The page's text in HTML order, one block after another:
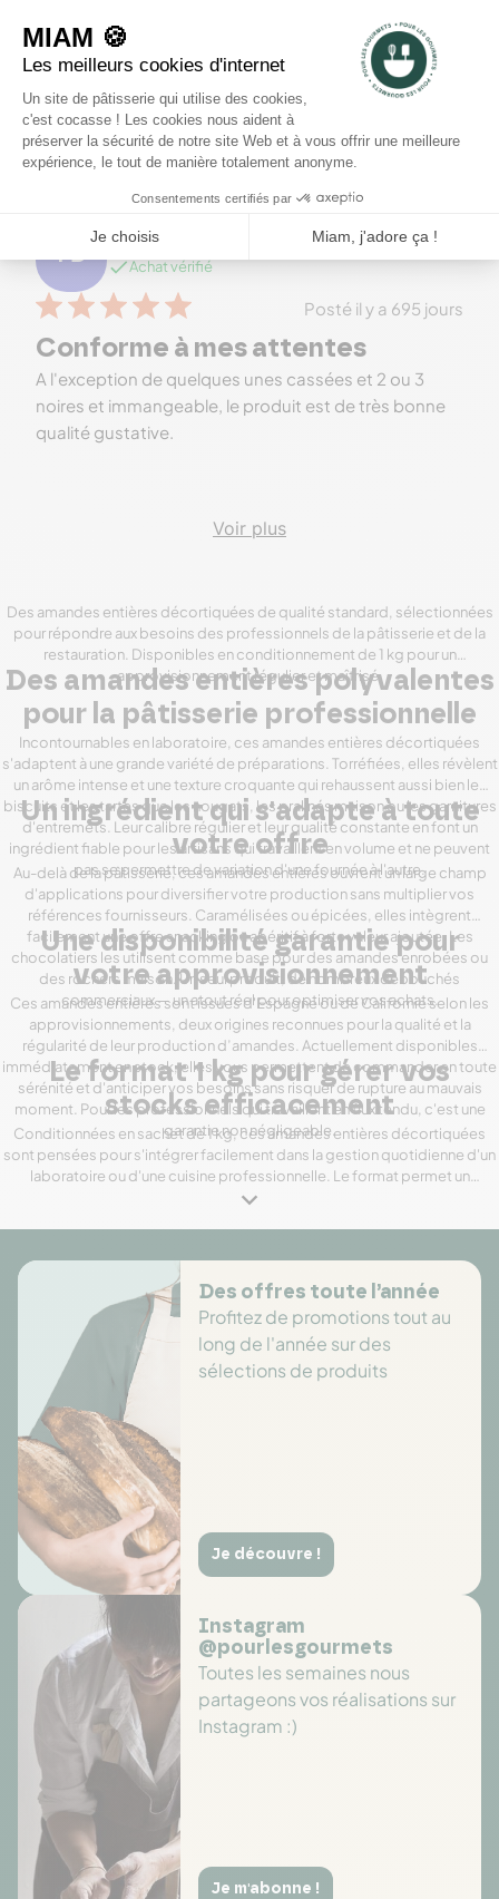
Posté il y a 690 jours
Bon rapport qualité-prix
Je les utilise pour faire du lait d'amandes. Résultat
tout à fait satisfaisant
PD PASCAL D.
Achat vérifié
Posté il y a 695 jours
Conforme à mes attentes
A l'exception de quelques unes cassées et 2 ou 3
noires et immangeable, le produit est de très bonne
qualité gustative.
Voir plus
Des amandes entières décortiquées de qualité standard, sélectionnées
pour répondre aux besoins des professionnels de la pâtisserie et de la
restauration. Disponibles en conditionnement de 1 kg pour un
approvisionnement régulier et maîtrisé.
Des amandes entières polyvalentes
pour la pâtisserie professionnelle
Incontournables en laboratoire, ces amandes entières décortiquées
s'adaptent à une grande variété de préparations. Torréfiées, elles révèlent
un arôme intense et une texture croquante qui rehaussent aussi bien les
biscuits et les tartes que les nougats, les pralinés maison ou les garnitures
d'entremets. Leur calibre régulier et leur qualité constante en font un
ingrédient fiable pour les artisans qui travaillent en volume et ne peuvent
pas se permettre de variation d'une fournée à l'autre.
Un ingrédient qui s'adapte à toute
votre offre
Au-delà de la pâtisserie, ces amandes entières ouvrent un large champ
d'applications pour diversifier votre production sans multiplier vos
références fournisseurs. Caramélisées ou épicées, elles intègrent
facilement une offre snacking ou apéritif à forte valeur ajoutée. Les
chocolatiers les utilisent comme base pour des amandes enrobées ou
des rochers maison. Un seul produit, de nombreux débouchés
commerciaux — un atout réel pour optimiser vos achats.
Une disponibilité garantie pour
votre approvisionnement
Ces amandes entières sont issues d'Espagne ou de Californie selon les
approvisionnements, deux origines reconnues pour la qualité et la
régularité de leur production d’amandes. Actuellement disponibles
immédiatement en stock, elles vous permettent de commander en toute
sérénité et d'anticiper vos besoins sans risquer de rupture au mauvais
moment. Pour les professionnels qui travaillent en flux tendu, c'est une
garantie non négligeable.
Le format 1 kg pour gérer vos
stocks efficacement
Conditionnées en sachet de 1 kg, ces amandes entières décortiquées
sont pensées pour s'intégrer facilement dans la gestion quotidienne d'un
laboratoire ou d'une cuisine professionnelle. Le format permet un
réapprovisionnement régulier et maîtrisé, avec une traçabilité simple
Des offres toute l’année
Profitez de promotions tout au
long de l'année sur des
sélections de produits
Je découvre !
Instagram
@pourlesgourmets
Toutes les semaines nous
partageons vos réalisations sur
Instagram :)
Je m'abonne !